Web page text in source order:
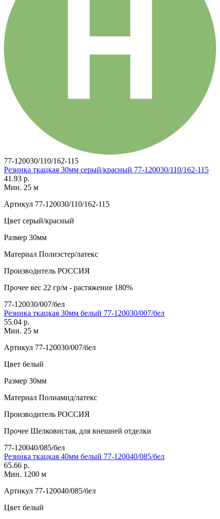
77-120030/110/162-115
Резинка ткацкая 30мм серый/красный 77-120030/110/162-115
41.93 р.
Мин. 25 м
Артикул 77-120030/110/162-115
Цвет серый/красный
Размер 30мм
Материал Полиэстер/латекс
Производитель РОССИЯ
Прочее вес 22 гр/м - растяжение 180%
77-120030/007/бел
Резинка ткацкая 30мм белый 77-120030/007/бел
55.04 р.
Мин. 25 м
Артикул 77-120030/007/бел
Цвет белый
Размер 30мм
Материал Полиамид/латекс
Производитель РОССИЯ
Прочее Шелковистая, для внешней отделки
77-120040/085/бел
Резинка ткацкая 40мм белый 77-120040/085/бел
65.66 р.
Мин. 1200 м
Артикул 77-120040/085/бел
Цвет белый